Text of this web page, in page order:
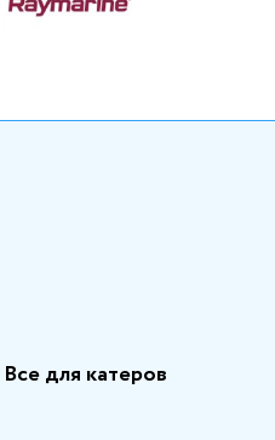
Все для катеров